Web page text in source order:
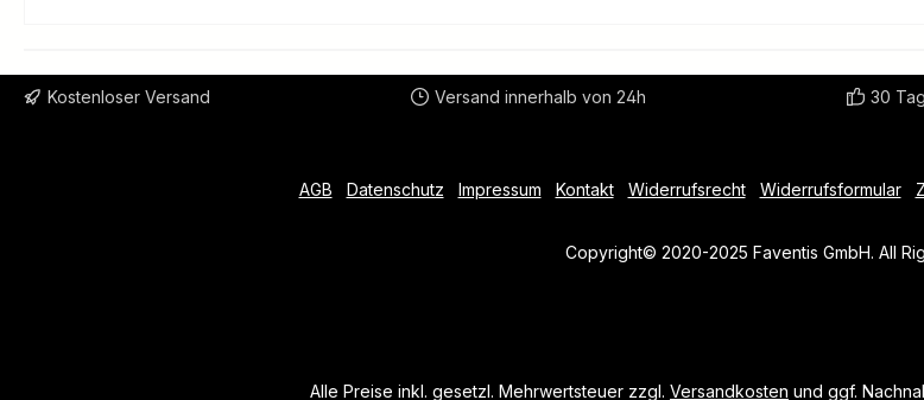
Kostenloser Versand Versand innerhalb von 24h 30
AGB Datenschutz Impressum Kontakt Widerrufsrecht Widerrufsformular
Copyright© 2020-2025 Faventis GmbH. All
Alle Preise inkl. gesetzl. Mehrwertsteuer zzgl. Versandkosten und ggf.